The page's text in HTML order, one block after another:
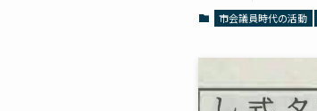
市会議員時代の活動